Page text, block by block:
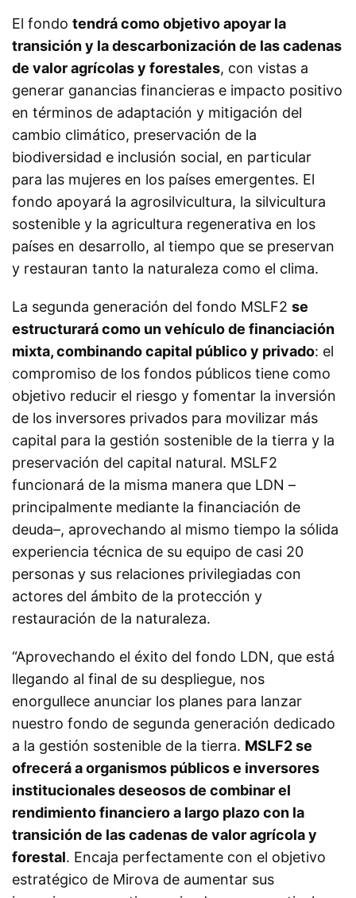
El fondo tendrá como objetivo apoyar la
transición y la descarbonización de las cadenas
de valor agrícolas y forestales, con vistas a
generar ganancias financieras e impacto positivo
en términos de adaptación y mitigación del
cambio climático, preservación de la
biodiversidad e inclusión social, en particular
para las mujeres en los países emergentes. El
fondo apoyará la agrosilvicultura, la silvicultura
sostenible y la agricultura regenerativa en los
países en desarrollo, al tiempo que se preservan
y restauran tanto la naturaleza como el clima.
La segunda generación del fondo MSLF2 se
estructurará como un vehículo de financiación
mixta, combinando capital público y privado: el
compromiso de los fondos públicos tiene como
objetivo reducir el riesgo y fomentar la inversión
de los inversores privados para movilizar más
capital para la gestión sostenible de la tierra y la
preservación del capital natural. MSLF2
funcionará de la misma manera que LDN –
principalmente mediante la financiación de
deuda–, aprovechando al mismo tiempo la sólida
experiencia técnica de su equipo de casi 20
personas y sus relaciones privilegiadas con
actores del ámbito de la protección y
restauración de la naturaleza.
“Aprovechando el éxito del fondo LDN, que está
llegando al final de su despliegue, nos
enorgullece anunciar los planes para lanzar
nuestro fondo de segunda generación dedicado
a la gestión sostenible de la tierra. MSLF2 se
ofrecerá a organismos públicos e inversores
institucionales deseosos de combinar el
rendimiento financiero a largo plazo con la
transición de las cadenas de valor agrícola y
forestal. Encaja perfectamente con el objetivo
estratégico de Mirova de aumentar sus